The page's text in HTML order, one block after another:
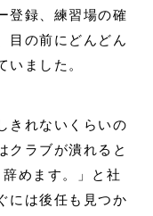
登録、練習場の確
目の前にどんどん
いました。
きれないくらいの
クラブが潰れると
めます。」と社
には後任も見つか